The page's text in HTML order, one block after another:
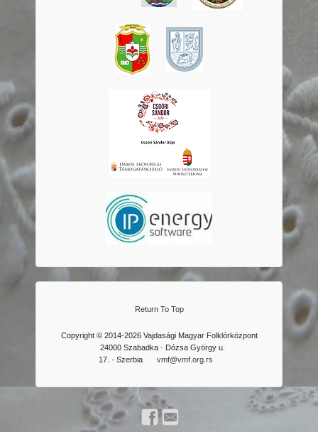
Return To Top
Copyright © 2014-2026 Vajdasági Magyar Folklórközpont
24000 Szabadka · Dózsa György u.
17. · Szerbia
vmf@vmf.org.rs